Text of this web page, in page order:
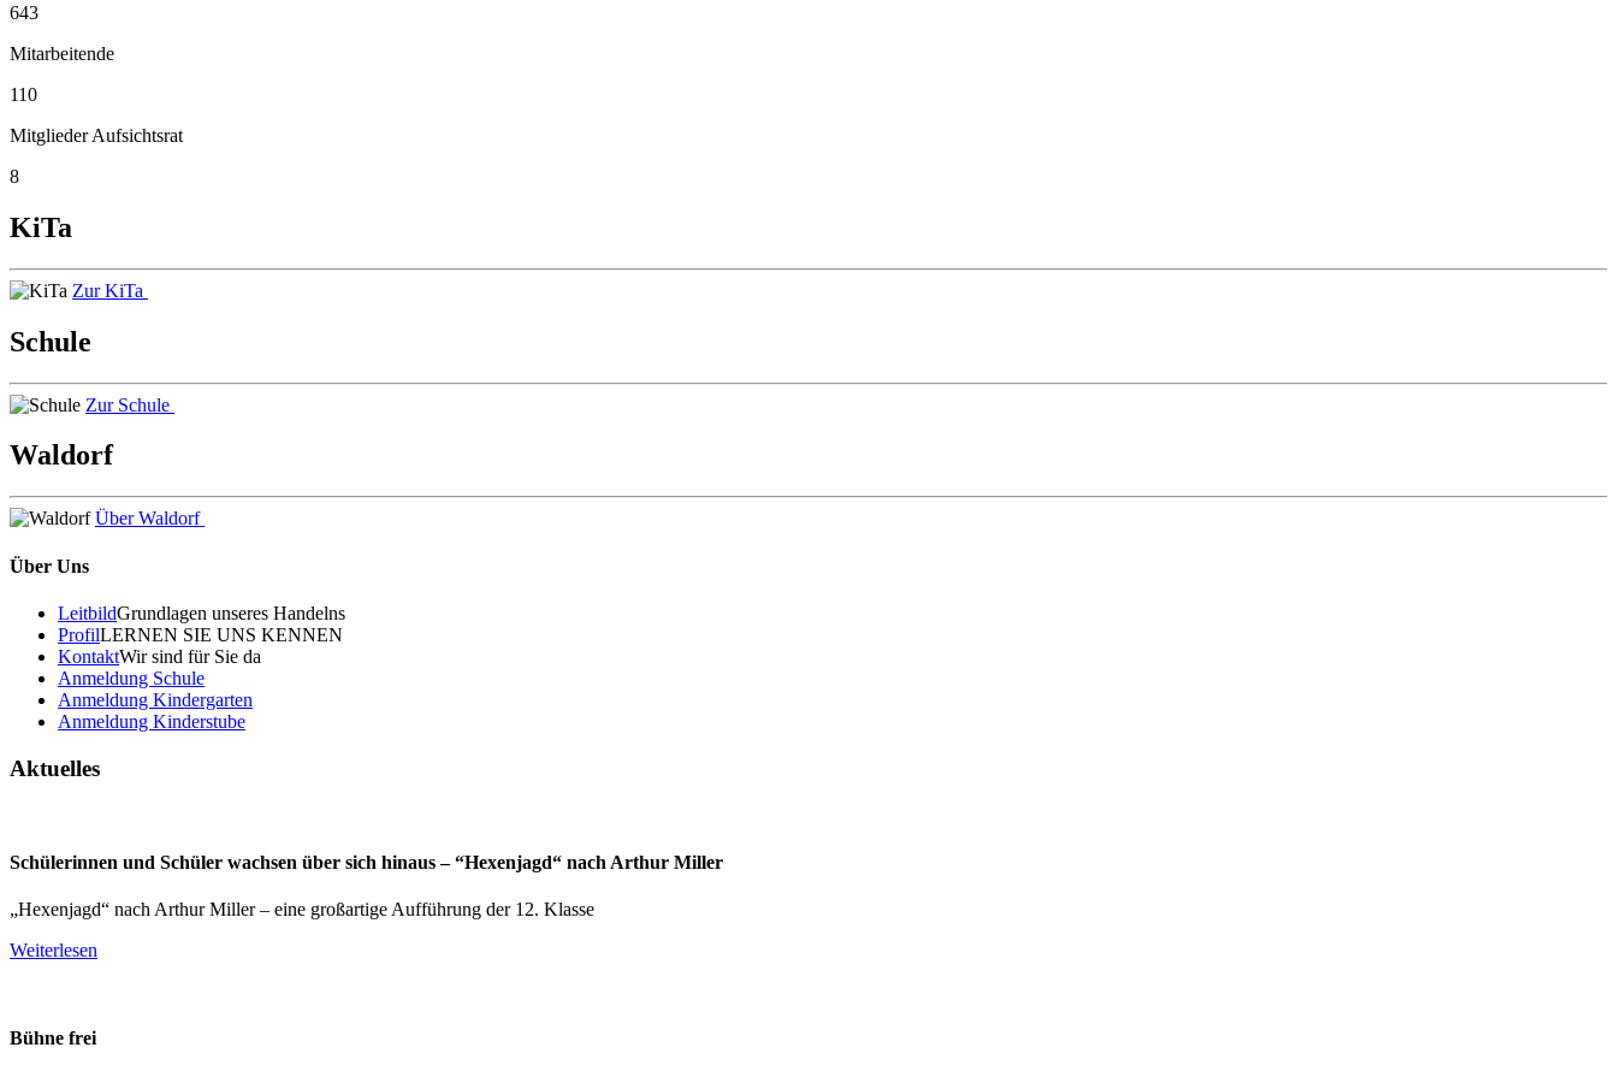
643
Mitarbeitende
110
Mitglieder Aufsichtsrat
8
KiTa
Zur KiTa
Schule
Zur Schule
Waldorf
Über Waldorf
Über Uns
LeitbildGrundlagen unseres Handelns
ProfilLERNEN SIE UNS KENNEN
KontaktWir sind für Sie da
Anmeldung Schule
Anmeldung Kindergarten
Anmeldung Kinderstube
Aktuelles
Schülerinnen und Schüler wachsen über sich hinaus – “Hexenjagd“ nach Arthur Miller
„Hexenjagd“ nach Arthur Miller – eine großartige Aufführung der 12. Klasse
Weiterlesen
Bühne frei